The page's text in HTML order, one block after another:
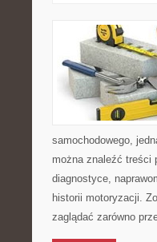
samochodowego,
można znaleźć treści
diagnostyce,
historii motoryzacji.
zaglądać zarówno